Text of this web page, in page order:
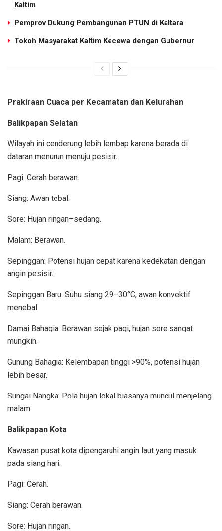
Kaltim
Pemprov Dukung Pembangunan PTUN di Kaltara
Tokoh Masyarakat Kaltim Kecewa dengan Gubernur
Prakiraan Cuaca per Kecamatan dan Kelurahan
Balikpapan Selatan
Wilayah ini cenderung lebih lembap karena berada di
dataran menurun menuju pesisir.
Pagi: Cerah berawan.
Siang: Awan tebal.
Sore: Hujan ringan–sedang.
Malam: Berawan.
Sepinggan: Potensi hujan cepat karena kedekatan dengan
angin pesisir.
Sepinggan Baru: Suhu siang 29–30°C, awan konvektif
menebal.
Damai Bahagia: Berawan sejak pagi, hujan sore sangat
mungkin.
Gunung Bahagia: Kelembapan tinggi >90%, potensi hujan
lebih besar.
Sungai Nangka: Pola hujan lokal biasanya muncul menjelang
malam.
Balikpapan Kota
Kawasan pusat kota dipengaruhi angin laut yang masuk
pada siang hari.
Pagi: Cerah.
Siang: Cerah berawan.
Sore: Hujan ringan.